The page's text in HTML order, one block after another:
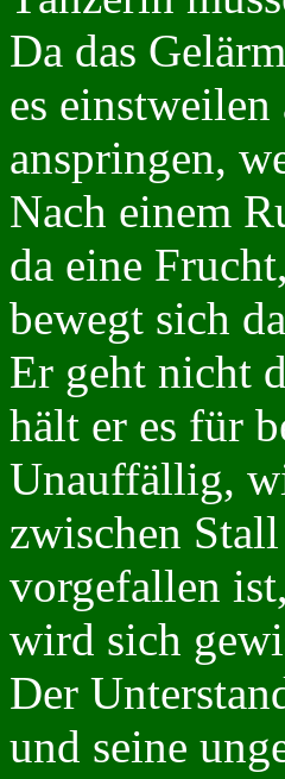
Da das
es
anspringen,
Nach einem
da eine
bewegt sich
Er geht nicht
hält er es für
Unauffällig,
zwischen
vorgefallen
wird sich
Der
und seine